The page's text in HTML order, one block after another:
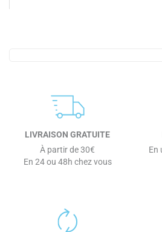
LIVRAISON GRATUITE
À partir de 30€
En 24 ou 48h chez vous
En